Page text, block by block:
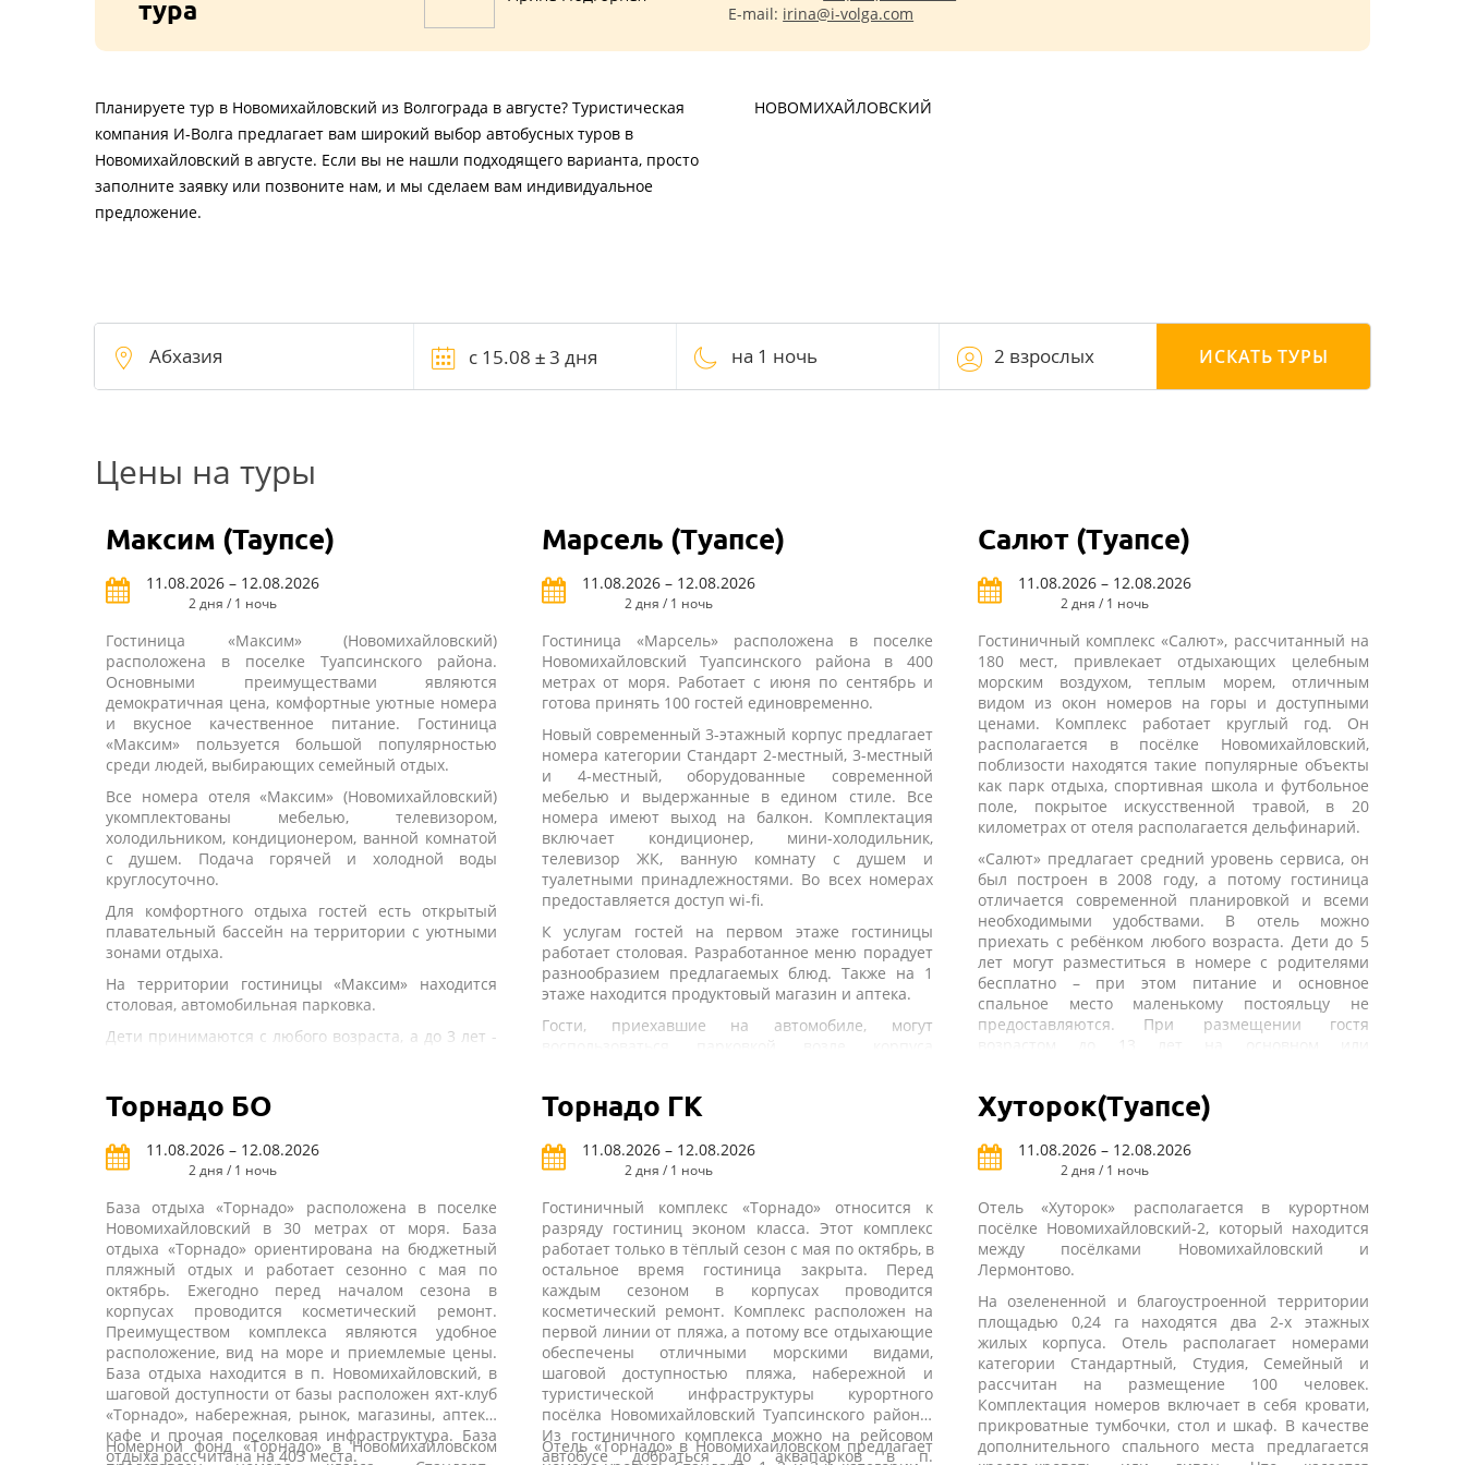
тура
E-mail: irina@i-volga.com
Планируете тур в Новомихайловский из Волгограда в августе? Туристическая
компания И-Волга предлагает вам широкий выбор автобусных туров в
Новомихайловский в августе. Если вы не нашли подходящего варианта, просто
заполните заявку или позвоните нам, и мы сделаем вам индивидуальное
предложение.
НОВОМИХАЙЛОВСКИЙ
на 1 ночь 2 взрослых ИСКАТЬ ТУРЫ
Цены на туры
Максим (Таупсе)
11.08.2026 – 12.08.2026
2 дня / 1 ночь
Гостиница «Максим» (Новомихайловский)
расположена в поселке Туапсинского района.
Основными преимуществами являются
демократичная цена, комфортные уютные номера
и вкусное качественное питание. Гостиница
«Максим» пользуется большой популярностью
среди людей, выбирающих семейный отдых.
Все номера отеля «Максим» (Новомихайловский)
укомплектованы мебелью, телевизором,
холодильником, кондиционером, ванной комнатой
с душем. Подача горячей и холодной воды
круглосуточно.
Для комфортного отдыха гостей есть открытый
плавательный бассейн на территории с уютными
зонами отдыха.
На территории гостиницы «Максим» находится
столовая, автомобильная парковка.
Дети принимаются с любого возраста, а до 3 лет -
площадка.
кафе, магазины, сувенирные лавки, экскурсионное
бюро, развлекательный центр РИО Парк.
Марсель (Туапсе)
11.08.2026 – 12.08.2026
2 дня / 1 ночь
Гостиница «Марсель» расположена в поселке
Новомихайловский Туапсинского района в 400
метрах от моря. Работает с июня по сентябрь и
готова принять 100 гостей единовременно.
Новый современный 3-этажный корпус предлагает
номера категории Стандарт 2-местный, 3-местный
и 4-местный, оборудованные современной
мебелью и выдержанные в едином стиле. Все
номера имеют выход на балкон. Комплектация
включает кондиционер, мини-холодильник,
телевизор ЖК, ванную комнату с душем и
туалетными принадлежностями. Во всех номерах
предоставляется доступ wi-fi.
К услугам гостей на первом этаже гостиницы
работает столовая. Разработанное меню порадует
разнообразием предлагаемых блюд. Также на 1
этаже находится продуктовый магазин и аптека.
Гости, приехавшие на автомобиле, могут
воспользоваться парковкой возле корпуса
В 400 м от гостиницы находится общественный
пляж, оборудованный раздевалками, душевыми
кабинами, туалетами, зонтиками и лежаками,
которые можно взять напрокат за отдельную
Салют (Туапсе)
11.08.2026 – 12.08.2026
2 дня / 1 ночь
Гостиничный комплекс «Салют», рассчитанный на
180 мест, привлекает отдыхающих целебным
морским воздухом, теплым морем, отличным
видом из окон номеров на горы и доступными
ценами. Комплекс работает круглый год. Он
располагается в посёлке Новомихайловский,
поблизости находятся такие популярные объекты
как парк отдыха, спортивная школа и футбольное
поле, покрытое искусственной травой, в 20
километрах от отеля располагается дельфинарий.
«Салют» предлагает средний уровень сервиса, он
был построен в 2008 году, а потому гостиница
отличается современной планировкой и всеми
необходимыми удобствами. В отель можно
приехать с ребёнком любого возраста. Дети до 5
лет могут разместиться в номере с родителями
бесплатно – при этом питание и основное
спальное место маленькому постояльцу не
предоставляются. При размещении гостя
возрастом до 13 лет на основном или
Номерной фонд представлен номерами категории
«Стандарт», «Делюкс» и «Семейный»
вместимости. В номере гостей ждут кровати,
журнальный стол, шкаф-купе, прикроватные
тумбочки, также к услугам постояльцев
предоставляются сплит-система, холодильник и
телевизор. Что касается санузла, который есть в
каждом номере, то он оснащается душем. Уборка
номеров проводится ежедневно. В стоимость
проживания входит трёхразовое питание с
элементами Шведского стола.
Инфраструктура отеля разнообразна. Гостям
предлагаются банный комплекс с турецкой и
финской саунами, открытый и крытый бассейны. В
крытом бассейне имеется подогреваемый
«лягушатник». Также на территории
располагаются универсальный магазин, кафе и
бар у бассейна, к услугам отдыхающих открытая
Торнадо БО
11.08.2026 – 12.08.2026
2 дня / 1 ночь
База отдыха «Торнадо» расположена в поселке
Новомихайловский в 30 метрах от моря. База
отдыха «Торнадо» ориентирована на бюджетный
пляжный отдых и работает сезонно с мая по
октябрь. Ежегодно перед началом сезона в
корпусах проводится косметический ремонт.
Преимуществом комплекса являются удобное
расположение, вид на море и приемлемые цены.
База отдыха находится в п. Новомихайловский, в
шаговой доступности от базы расположен яхт-клуб
«Торнадо», набережная, рынок, магазины, аптека,
кафе и прочая поселковая инфраструктура. База
отдыха рассчитана на 403 места.
Номерной фонд «Торнадо» в Новомихайловском
Торнадо ГК
11.08.2026 – 12.08.2026
2 дня / 1 ночь
Гостиничный комплекс «Торнадо» относится к
разряду гостиниц эконом класса. Этот комплекс
работает только в тёплый сезон с мая по октябрь, в
остальное время гостиница закрыта. Перед
каждым сезоном в корпусах проводится
косметический ремонт. Комплекс расположен на
первой линии от пляжа, а потому все отдыхающие
обеспечены отличными морскими видами,
шаговой доступностью пляжа, набережной и
туристической инфраструктуры курортного
посёлка Новомихайловский Туапсинского района.
Из гостиничного комплекса можно на рейсовом
автобусе добраться до аквапарков в п.
Отель «Торнадо» в Новомихайловском предлагает
Хуторок(Туапсе)
11.08.2026 – 12.08.2026
2 дня / 1 ночь
Отель «Хуторок» располагается в курортном
посёлке Новомихайловский-2, который находится
между посёлками Новомихайловский и
Лермонтово.
На озелененной и благоустроенной территории
площадью 0,24 га находятся два 2-х этажных
жилых корпуса. Отель располагает номерами
категории Стандартный, Студия, Семейный и
рассчитан на размещение 100 человек.
Комплектация номеров включает в себя кровати,
прикроватные тумбочки, стол и шкаф. В качестве
дополнительного спального места предлагается